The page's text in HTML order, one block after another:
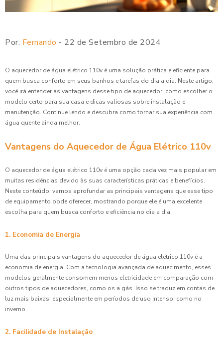
Por: Fernando - 22 de Setembro de 2024
O aquecedor de água elétrico 110v é uma solução prática e eficiente para
quem busca conforto em seus banhos e tarefas do dia a dia. Neste artigo,
você irá entender as vantagens desse tipo de aquecedor, como escolher o
modelo certo para sua casa e dicas valiosas sobre instalação e
manutenção. Continue lendo e descubra como tornar sua experiência com
água quente ainda melhor.
Vantagens do Aquecedor de Água Elétrico 110v
O aquecedor de água elétrico 110v é uma opção cada vez mais popular em
muitas residências devido às suas características práticas e benefícios.
Neste conteúdo, vamos aprofundar as principais vantagens que esse tipo
de equipamento pode oferecer, mostrando porque ele é uma excelente
escolha para quem busca conforto e eficiência no dia a dia.
1. Economia de Energia
Uma das principais vantagens do aquecedor de água elétrico 110v é a
economia de energia. Com a tecnologia avançada de aquecimento, esses
modelos geralmente consomem menos eletricidade em comparação com
outros tipos de aquecedores, como os a gás. Isso se traduz em contas de
luz mais baixas, especialmente em períodos de uso intenso, como no
inverno.
2. Facilidade de Instalação